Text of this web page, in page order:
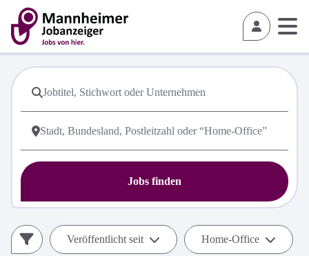
Jobs finden
Veröffentlicht seit Home-Office